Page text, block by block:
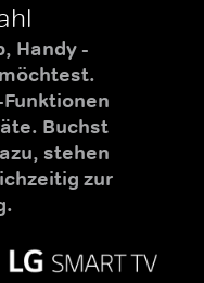
Handy -
Buchst
stehen
zur